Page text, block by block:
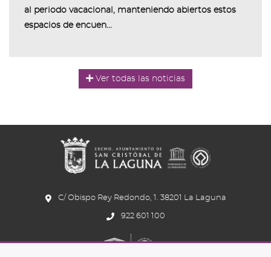
al periodo vacacional, manteniendo abiertos estos
espacios de encuen...
Ver todas las noticias
C/ Obispo Rey Redondo, 1. 38201 La Laguna
922 601 100